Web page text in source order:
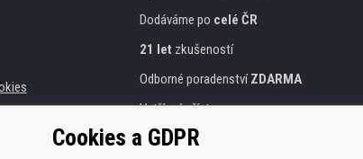
Dodáváme po celé ČR
21 let zkušeností
Odborné poradenstvíZDARMA
Vstřícný přístup
Zlatýcertifikát
Cookies a GDPR